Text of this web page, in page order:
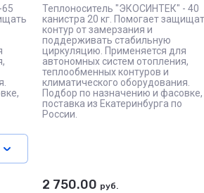
Теплоноситель "ЭКОСИНТЕК" - 40
канистра 20 кг. Помогает
контур от замерзания и
поддерживать стабильную
циркуляцию. Применяется для
автономных систем отопления,
теплообменных контуров и
климатического оборудования.
Подбор по назначению и фасовке,
поставка из Екатеринбурга по
России.
2 750.00 руб.